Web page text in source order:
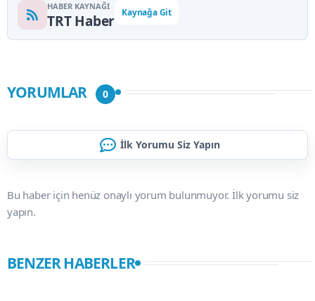
HABER KAYNAĞI
TRT Haber Kaynağa Git
YORUMLAR 0
İlk Yorumu Siz Yapın
Bu haber için henüz onaylı yorum bulunmuyor. İlk yorumu siz
yapın.
BENZER HABERLER